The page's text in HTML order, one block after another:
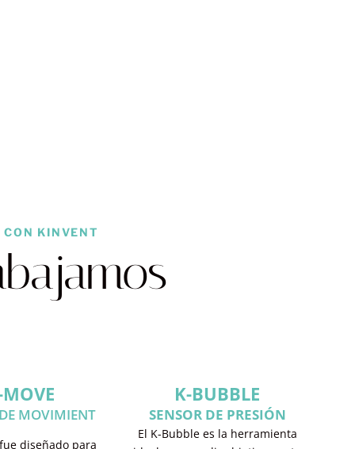
KINVENT
MOVIMIENT
diseñado para
K-BUBBLE
SENSOR DE PRESIÓN
El K-Bubble es la herramienta